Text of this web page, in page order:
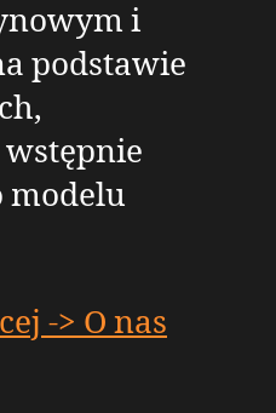
i
podstawie
modelu
-> O nas